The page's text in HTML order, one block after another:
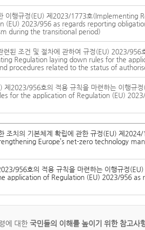
이행규정(EU) 제2023/1773호(Implementing
(EU) 2023/956 as regards reporting
during the transitional period)
련된 조건 및 절차에 관하여 규정(EU) 2023/956
Regulation laying down rules for the
procedures related to the status of
제2023/956호의 적용 규칙을 마련하는 이행규
for the application of Regulation (EU)
조치의 기본체계 확립에 관한 규정(EU) 제
Europe’s net-zero technology
956호의 적용 규칙을 마련하는 이행규정
application of Regulation (EU) 2023/956 as
에 대한 국민들의 이해를 높이기 위한 참고사